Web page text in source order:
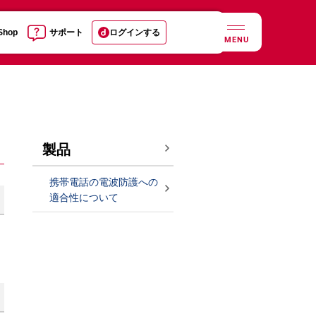
サポート ログインする
MENU
製品
携帯電話の電波防護への
適合性について